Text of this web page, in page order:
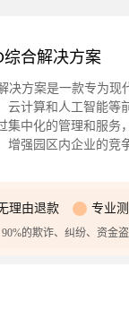
合解决方案
决方案是一款专为
云计算和人工智能等
集中化的管理和服务
增强园区内企业的竞
理由退款 专业
的欺诈、纠纷、资金